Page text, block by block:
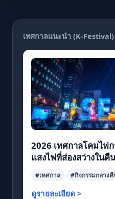
เทศกาลแนะนำ (K-Festival)
2026 เทศกาลโคมไฟ
แสงไฟที่ส่องสว่างในคื
#เทศกาล #กิจกรรมกลาง
ดูรายละเอียด >